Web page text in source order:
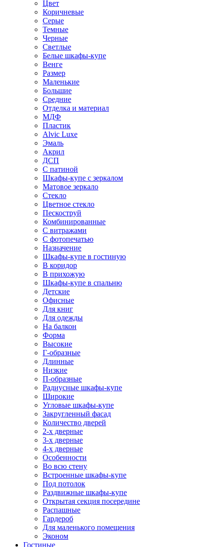
Цвет
Коричневые
Серые
Темные
Черные
Светлые
Белые шкафы-купе
Венге
Размер
Маленькие
Большие
Средние
Отделка и материал
МДФ
Пластик
Alvic Luxe
Эмаль
Акрил
ДСП
С патиной
Шкафы-купе с зеркалом
Матовое зеркало
Стекло
Цветное стекло
Пескоструй
Комбинированные
С витражами
С фотопечатью
Назначение
Шкафы-купе в гостиную
В коридор
В прихожую
Шкафы-купе в спальню
Детские
Офисные
Для книг
Для одежды
На балкон
Форма
Высокие
Г-образные
Длинные
Низкие
П-образные
Радиусные шкафы-купе
Широкие
Угловые шкафы-купе
Закругленный фасад
Количество дверей
2-х дверные
3-х дверные
4-х дверные
Особенности
Во всю стену
Встроенные шкафы-купе
Под потолок
Раздвижные шкафы-купе
Открытая секция посередине
Распашные
Гардероб
Для маленького помещения
Эконом
Гостиные